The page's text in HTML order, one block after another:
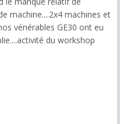
machine....2x4 machines et
vénérables GE30 ont eu
du workshop